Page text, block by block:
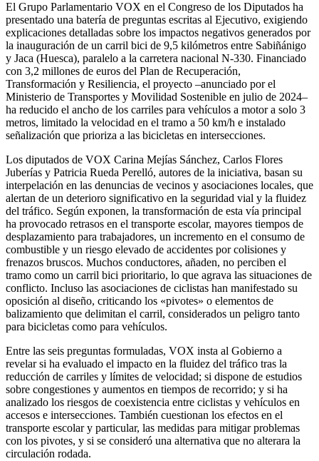
El Grupo Parlamentario VOX en el Congreso de los Diputados ha
presentado una batería de preguntas escritas al Ejecutivo, exigiendo
explicaciones detalladas sobre los impactos negativos generados por
la inauguración de un carril bici de 9,5 kilómetros entre Sabiñánigo
y Jaca (Huesca), paralelo a la carretera nacional N-330. Financiado
con 3,2 millones de euros del Plan de Recuperación,
Transformación y Resiliencia, el proyecto –anunciado por el
Ministerio de Transportes y Movilidad Sostenible en julio de 2024–
ha reducido el ancho de los carriles para vehículos a motor a solo 3
metros, limitado la velocidad en el tramo a 50 km/h e instalado
señalización que prioriza a las bicicletas en intersecciones.
Los diputados de VOX Carina Mejías Sánchez, Carlos Flores
Juberías y Patricia Rueda Perelló, autores de la iniciativa, basan su
interpelación en las denuncias de vecinos y asociaciones locales, que
alertan de un deterioro significativo en la seguridad vial y la fluidez
del tráfico. Según exponen, la transformación de esta vía principal
ha provocado retrasos en el transporte escolar, mayores tiempos de
desplazamiento para trabajadores, un incremento en el consumo de
combustible y un riesgo elevado de accidentes por colisiones y
frenazos bruscos. Muchos conductores, añaden, no perciben el
tramo como un carril bici prioritario, lo que agrava las situaciones de
conflicto. Incluso las asociaciones de ciclistas han manifestado su
oposición al diseño, criticando los «pivotes» o elementos de
balizamiento que delimitan el carril, considerados un peligro tanto
para bicicletas como para vehículos.
Entre las seis preguntas formuladas, VOX insta al Gobierno a
revelar si ha evaluado el impacto en la fluidez del tráfico tras la
reducción de carriles y límites de velocidad; si dispone de estudios
sobre congestiones y aumentos en tiempos de recorrido; y si ha
analizado los riesgos de coexistencia entre ciclistas y vehículos en
accesos e intersecciones. También cuestionan los efectos en el
transporte escolar y particular, las medidas para mitigar problemas
con los pivotes, y si se consideró una alternativa que no alterara la
circulación rodada.